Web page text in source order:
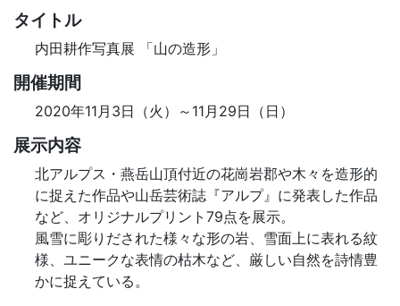
タイトル
内田耕作写真展 「山の造形」
開催期間
2020年11月3日（火）～11月29日（日）
展示内容
北アルプス・燕岳山頂付近の花崗岩郡や木々を造形的
に捉えた作品や山岳芸術誌『アルプ』に発表した作品
など、オリジナルプリント79点を展示。
風雪に彫りだされた様々な形の岩、雪面上に表れる紋
様、ユニークな表情の枯木など、厳しい自然を詩情豊
かに捉えている。